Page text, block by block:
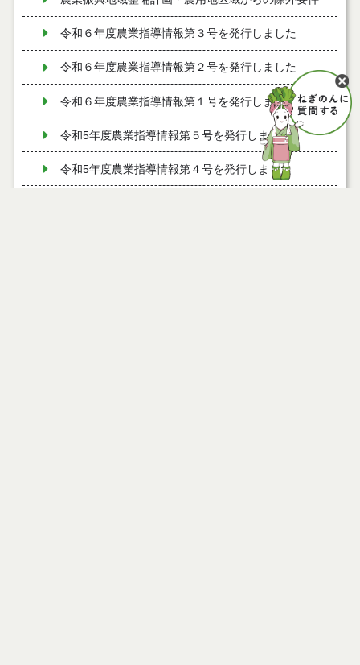
令和６年度農業指導情報第３号を発行しました
令和６年度農業指導情報第２号を発行しました
令和６年度農業指導情報第１号を発行しました
令和5年度農業指導情報第５号を発行しました
令和5年度農業指導情報第４号を発行しました